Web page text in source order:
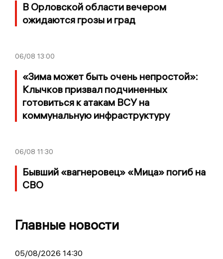
В Орловской области вечером
ожидаются грозы и град
06/08 13:00
«Зима может быть очень непростой»:
Клычков призвал подчиненных
готовиться к атакам ВСУ на
коммунальную инфраструктуру
06/08 11:30
Бывший «вагнеровец» «Мица» погиб на
СВО
Главные новости
05/08/2026 14:30